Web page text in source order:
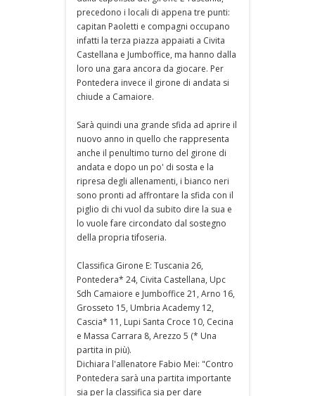
precedono i locali di appena tre punti:
capitan Paoletti e compagni occupano
infatti la terza piazza appaiati a Civita
Castellana e Jumboffice, ma hanno dalla
loro una gara ancora da giocare. Per
Pontedera invece il girone di andata si
chiude a Camaiore.
Sarà quindi una grande sfida ad aprire il
nuovo anno in quello che rappresenta
anche il penultimo turno del girone di
andata e dopo un po' di sosta e la
ripresa degli allenamenti, i bianco neri
sono pronti ad affrontare la sfida con il
piglio di chi vuol da subito dire la sua e
lo vuole fare circondato dal sostegno
della propria tifoseria.
Classifica Girone E: Tuscania 26,
Pontedera* 24, Civita Castellana, Upc
Sdh Camaiore e Jumboffice 21, Arno 16,
Grosseto 15, Umbria Academy 12,
Cascia* 11, Lupi Santa Croce 10, Cecina
e Massa Carrara 8, Arezzo 5 (* Una
partita in più).
Dichiara l'allenatore Fabio Mei: "Contro
Pontedera sarà una partita importante
sia per la classifica sia per dare